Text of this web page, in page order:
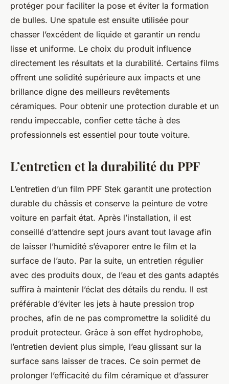
protéger pour faciliter la pose et éviter la formation
de bulles. Une spatule est ensuite utilisée pour
chasser l’excédent de liquide et garantir un rendu
lisse et uniforme. Le choix du produit influence
directement les résultats et la durabilité. Certains films
offrent une solidité supérieure aux impacts et une
brillance digne des meilleurs revêtements
céramiques. Pour obtenir une protection durable et un
rendu impeccable, confier cette tâche à des
professionnels est essentiel pour toute voiture.
L’entretien et la durabilité du PPF
L’entretien d’un film PPF Stek garantit une protection
durable du châssis et conserve la peinture de votre
voiture en parfait état. Après l’installation, il est
conseillé d’attendre sept jours avant tout lavage afin
de laisser l’humidité s’évaporer entre le film et la
surface de l’auto. Par la suite, un entretien régulier
avec des produits doux, de l’eau et des gants adaptés
suffira à maintenir l’éclat des détails du rendu. Il est
préférable d’éviter les jets à haute pression trop
proches, afin de ne pas compromettre la solidité du
produit protecteur. Grâce à son effet hydrophobe,
l’entretien devient plus simple, l’eau glissant sur la
surface sans laisser de traces. Ce soin permet de
prolonger l’efficacité du film céramique et d’assurer